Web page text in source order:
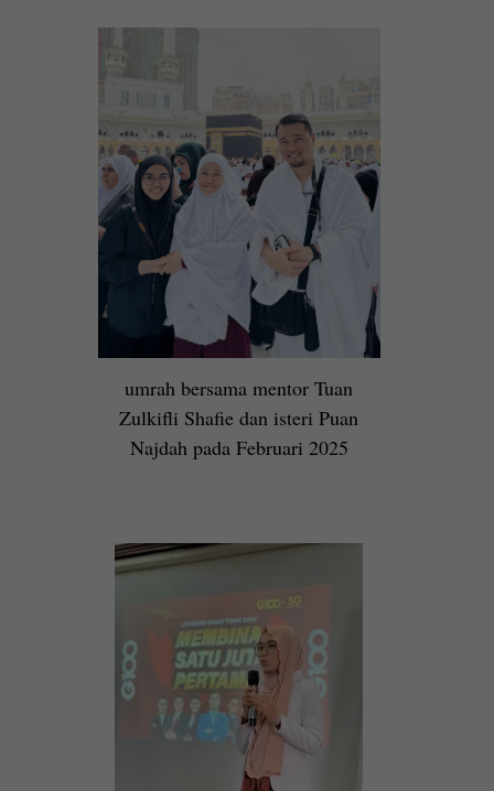
umrah bersama mentor Tuan
Zulkifli Shafie dan isteri Puan
Najdah pada Februari 2025